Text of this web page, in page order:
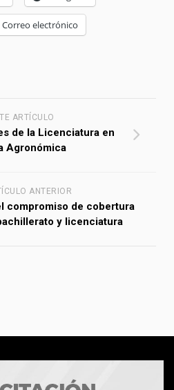
Correo electrónico
ARTÍCULO
de la Licenciatura en
Agronómica
ANTERIOR
compromiso de cobertura
y licenciatura